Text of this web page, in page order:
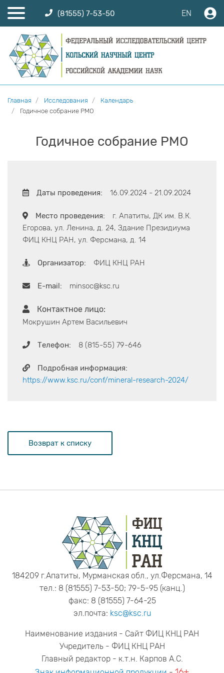
(81555) 7-53-50 EN
Главная Исследования
Календарь
Годичное собрание РМО
Годичное собрание РМО
Даты проведения: 16.09.2024 - 21.09.2024
Место проведения:
г. Апатиты, ДК им. В.К.
Егорова, ул. Ленина, д. 24, Здание Президиума
ФИЦ КНЦ РАН, ул. Ферсмана, д. 14
Организатор: ФИЦ КНЦ РАН
E-mail: minsoc@ksc.ru
Контактное лицо:
Мокрушин Артем Васильевич
Телефон: 8 (815-55) 79-646
Подробная информация:
https://www.ksc.ru/conf/mineral-research-2024/
Возврат к списку
184209 г.Апатиты, Мурманская обл., ул.Ферсмана, 14
тел.: 8 (81555) 7-53-50; 79-5-95 (канц.)
факс: 8 (81555) 7-64-25
эл.почта: ksc@ksc.ru
Наименование издания - Сайт ФИЦ КНЦ РАН
Учредитель - ФИЦ КНЦ РАН
Главный редактор - к.т.н. Карпов А.С.